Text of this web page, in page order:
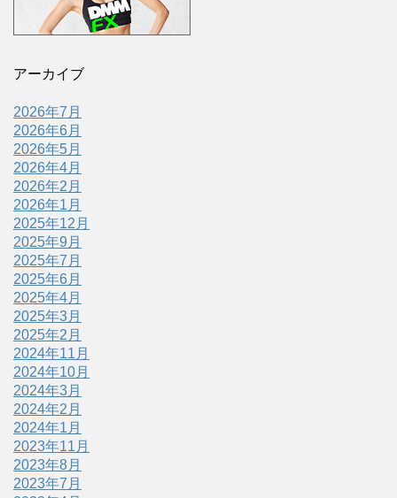
アーカイブ
2026年7月
2026年6月
2026年5月
2026年4月
2026年2月
2026年1月
2025年12月
2025年9月
2025年7月
2025年6月
2025年4月
2025年3月
2025年2月
2024年11月
2024年10月
2024年3月
2024年2月
2024年1月
2023年11月
2023年8月
2023年7月